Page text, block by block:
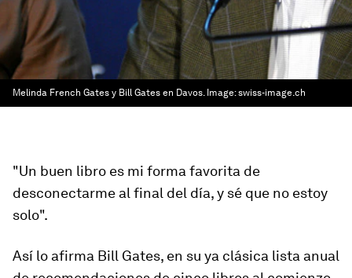
Melinda French Gates y Bill Gates en Davos. Image:swiss-image.ch
"Un buen libro es mi forma favorita de
desconectarme al final del día, y sé que no estoy
solo".
Así lo afirma Bill Gates, en su ya clásica lista anual